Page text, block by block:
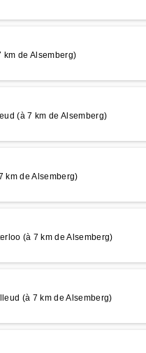
km de Alsemberg)
(à 7 km de Alsemberg)
km de Alsemberg)
(à 7 km de Alsemberg)
(à 7 km de Alsemberg)